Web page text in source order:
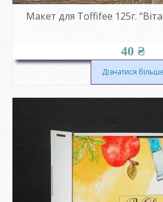
Макет для Toffifee 125г.
40 ₴
Дізнатися більше